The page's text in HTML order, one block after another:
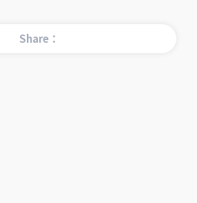
Share：